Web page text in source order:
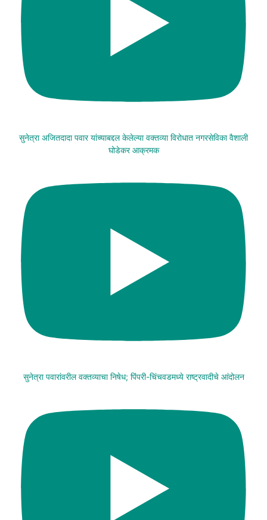
सुनेत्रा अजितदादा पवार यांच्याबद्दल केलेल्या वक्तव्या विरोधात नगरसेविका वैशाली
घोडेकर आक्रमक
सुनेत्रा पवारांवरील वक्तव्याचा निषेध; पिंपरी-चिंचवडमध्ये राष्ट्रवादीचे आंदोलन